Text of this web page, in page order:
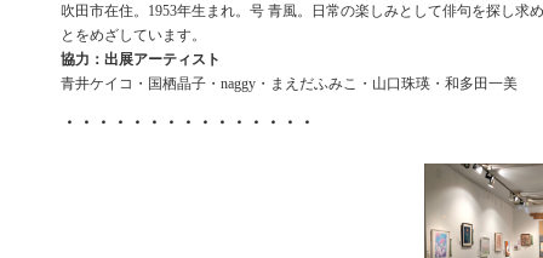
吹田市在住。1953年生まれ。号 青風。日常の楽しみとして俳句を探し求
とをめざしています。
協力：出展アーティスト
青井ケイコ・国栖晶子・naggy・まえだふみこ・山口珠瑛・和多田一美
・・・・・・・・・・・・・・・